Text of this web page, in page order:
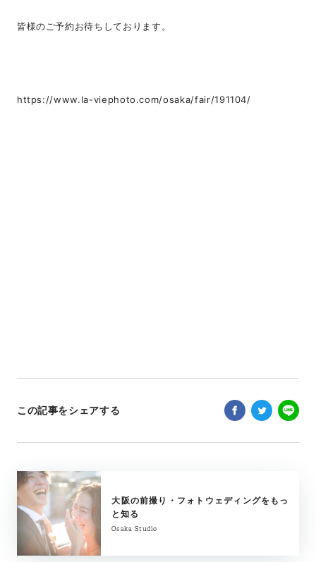
皆様のご予約お待ちしております。
https://www.la-viephoto.com/osaka/fair/191104/
この記事をシェアする
大阪の前撮り・フォトウェディングをもっ
と知る
Osaka Studio